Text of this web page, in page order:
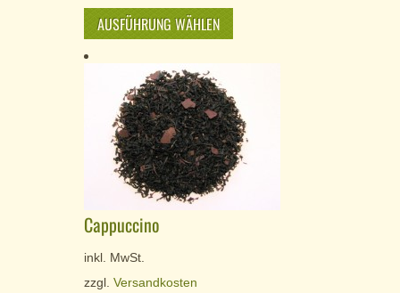
AUSFÜHRUNG WÄHLEN
Cappuccino
inkl. MwSt.
zzgl. Versandkosten